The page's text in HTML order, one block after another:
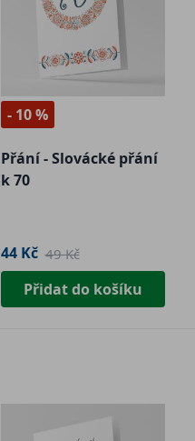
- 10 %
Přání - Slovácké přání
k 70
44 Kč 49 Kč
Přidat do košíku